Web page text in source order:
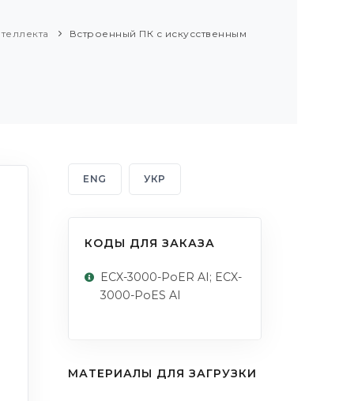
Встроенный ПК с искусственным
ENG УКР
КОДЫ ДЛЯ ЗАКАЗА
ECX-3000-PoER AI; ECX-
3000-PoES AI
МАТЕРИАЛЫ ДЛЯ ЗАГРУЗКИ